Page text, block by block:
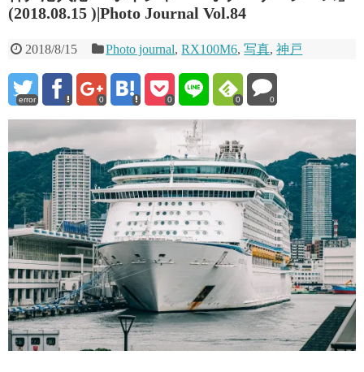
(2018.08.15 )|Photo Journal Vol.84
2018/8/15 Photo journal,RX100M6,写真,神戸
error 0 0 0 0